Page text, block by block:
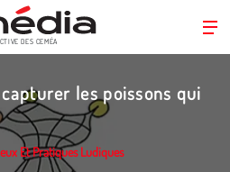
DES CEMÉA
les poissons qui
Et Pratiques Ludiques